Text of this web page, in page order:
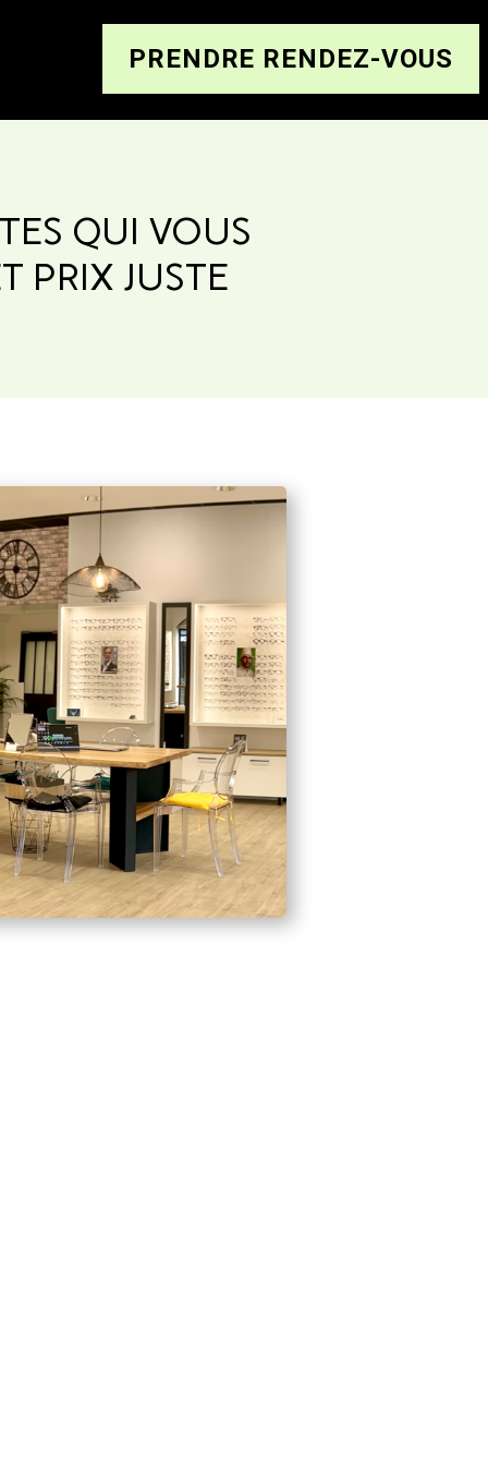
PRENDRE RENDEZ-VOUS
QUI VOUS
PRIX JUSTE